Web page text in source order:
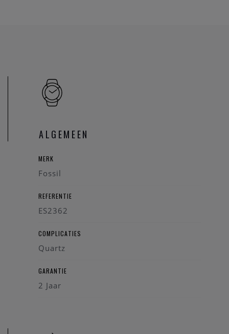
een nieuwe band voor het horloge.
Heeft u verdere vragen kan u steeds
ALGEMEEN
MERK
Fossil
REFERENTIE
ES2362
COMPLICATIES
Quartz
GARANTIE
2 Jaar